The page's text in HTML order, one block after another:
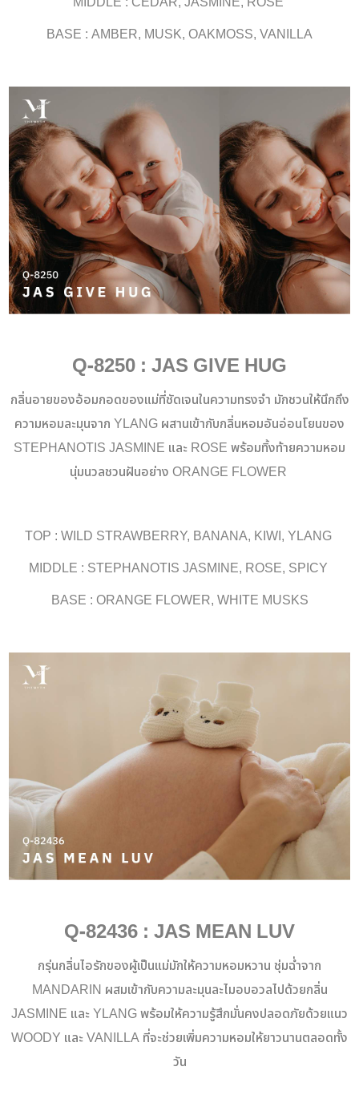
BASE : AMBER, MUSK, OAKMOSS, VANILLA
Q-8250 : JAS GIVE HUG
กลิ่นอายของอ้อมกอดของแม่ที่ชัดเจนในความทรงจำ มักชวนให้นึกถึง
ความหอมละมุนจาก YLANG ผสานเข้ากับกลิ่นหอมอันอ่อนโยนของ
STEPHANOTIS JASMINE และ ROSE พร้อมทิ้งท้ายความหอม
นุ่มนวลชวนฝันอย่าง ORANGE FLOWER
TOP : WILD STRAWBERRY, BANANA, KIWI, YLANG
MIDDLE : STEPHANOTIS JASMINE, ROSE, SPICY
BASE : ORANGE FLOWER, WHITE MUSKS
Q-82436 : JAS MEAN LUV
กรุ่นกลิ่นไอรักของผู้เป็นแม่มักให้ความหอมหวาน ชุ่มฉ่ำจาก
MANDARIN ผสมเข้ากับความละมุนละไมอบอวลไปด้วยกลิ่น
JASMINE และ YLANGพร้อมให้ความรู้สึกมั่นคงปลอดภัยด้วยแนว
WOODY และ VANILLA ที่จะช่วยเพิ่มความหอมให้ยาวนานตลอดทั้ง
วัน